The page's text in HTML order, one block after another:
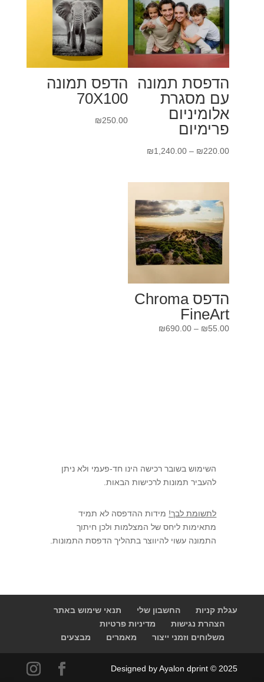
הדפסת תמונה
עם מסגרת
אלומיניום
פרימיום
₪220.00
–
₪1,240.00
⁦₪1,240.00⁩
הדפס תמונה
70X100
₪250.00
הדפס Chroma
FineArt
₪55.00
–
₪690.00
השימוש בשובר רכישה הינו חד-פעמי ולא ניתן
להעביר תמונות לרכישות הבאות.
לתשומת לבך! מידות ההדפסה לא תמיד
מתאימות ליחס של המצלמות ולכן חיתוך
התמונה עשוי להיווצר בתהליך הדפסת התמונות.
עגלת קניות החשבון שלי
תנאי שימוש באתר
הצהרת נגישות
מדיניות פרטיות
משלוחים וזמני ייצור
מאמרים מבצעים
Designed by Ayalon dprint © 2025